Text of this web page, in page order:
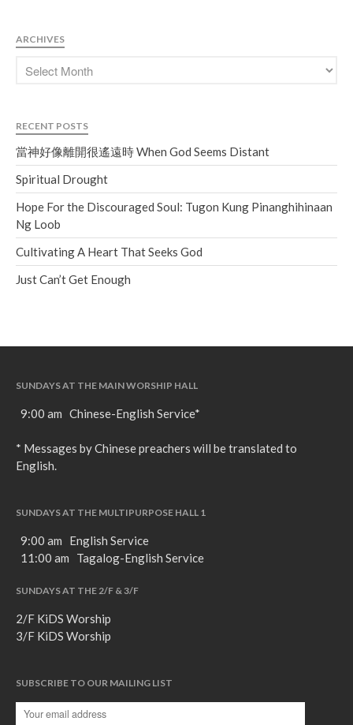
ARCHIVES
RECENT POSTS
當神好像離開很遙遠時 When God Seems Distant
Spiritual Drought
Hope For the Discouraged Soul: Tugon Kung Pinanghihinaan
Ng Loob
Cultivating A Heart That Seeks God
Just Can’t Get Enough
SUNDAYS AT THE MAIN WORSHIP HALL
9:00 am Chinese-English Service*
* Messages by Chinese preachers will be translated to
English.
SUNDAYS AT THE MULTIPURPOSE HALL 1
9:00 am English Service
11:00 am Tagalog-English Service
SUNDAYS AT THE 2/F & 3/F
2/F KiDS Worship
3/F KiDS Worship
SUBSCRIBE TO OUR MAILING LIST